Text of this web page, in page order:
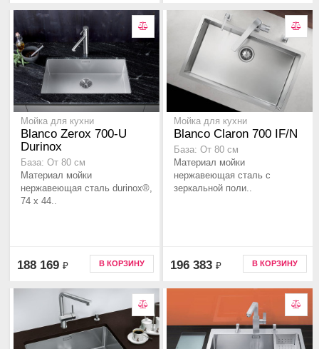
Мойка для кухни
Blanco Zerox 700-U
Durinox
База: От 80 см
Материал мойки
нержавеющая сталь durinox®,
74 x 44..
188 169 ₽ В КОРЗИНУ
Мойка для кухни
Blanco Claron 700 IF/N
База: От 80 см
Материал мойки
нержавеющая сталь с
зеркальной поли..
196 383 ₽ В КОРЗИНУ